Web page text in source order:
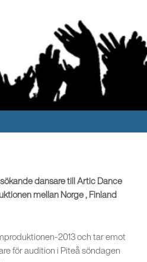
dansare till Artic Dance
mellan Norge , Finland
2013 och tar emot
för audition i Piteå söndagen